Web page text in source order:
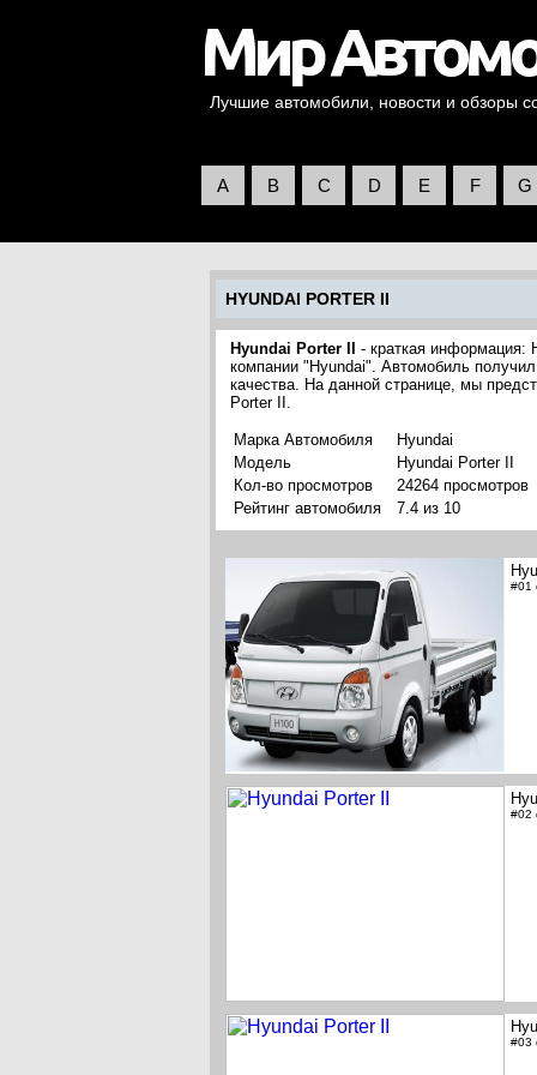
Лучшие автомобили, новости и обзоры
A B C D E F G
HYUNDAI PORTER II
Hyundai Porter II
- краткая информация:
компании "Hyundai". Автомобиль
качества. На данной странице, мы
Porter II.
Марка Автомобиля
Hyundai
Модель
Hyundai Porter II
Кол-во просмотров
24264 просмотров
Рейтинг автомобиля
7.4 из 10
#01
#02
#03